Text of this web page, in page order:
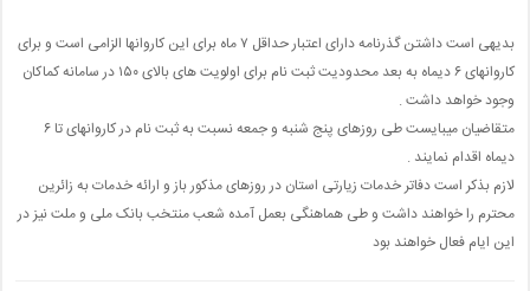
بدیهی است داشتن گذرنامه دارای اعتبار حداقل ۷ ماه برای این کاروانها الزامی است و برای
کاروانهای ۶ دیماه به بعد محدودیت ثبت نام برای اولویت های بالای ۱۵۰ در سامانه کماکان
وجود خواهد داشت .
متقاضیان میبایست طی روزهای پنج شنبه و جمعه نسبت به ثبت نام در کاروانهای تا ۶
دیماه اقدام نمایند .
لازم بذکر است دفاتر خدمات زیارتی استان در روزهای مذکور باز و ارائه خدمات به زائرین
محترم را خواهند داشت و طی هماهنگی بعمل آمده شعب منتخب بانک ملی و ملت نیز در
این ایام فعال خواهند بود